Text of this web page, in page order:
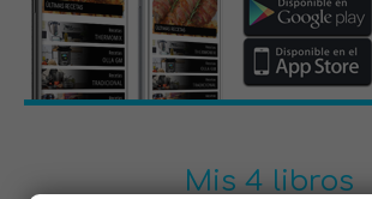
Mis 4 libros